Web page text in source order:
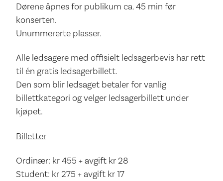
Dørene åpnes for publikum ca. 45 min før
konserten.
Unummererte plasser.
Alle ledsagere med offisielt ledsagerbevis har rett
til én gratis ledsagerbillett.
Den som blir ledsaget betaler for vanlig
billettkategori og velger ledsagerbillett under
kjøpet.
Billetter
Ordinær: kr 455 + avgift kr 28
Student: kr 275 + avgift kr 17